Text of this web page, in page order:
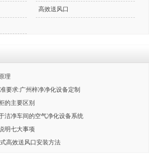
高效送风口
理
要求:广州梓净净化设备定制
的主要区别
洁净车间的空气净化设备系统
明七大事项
高效送风口安装方法